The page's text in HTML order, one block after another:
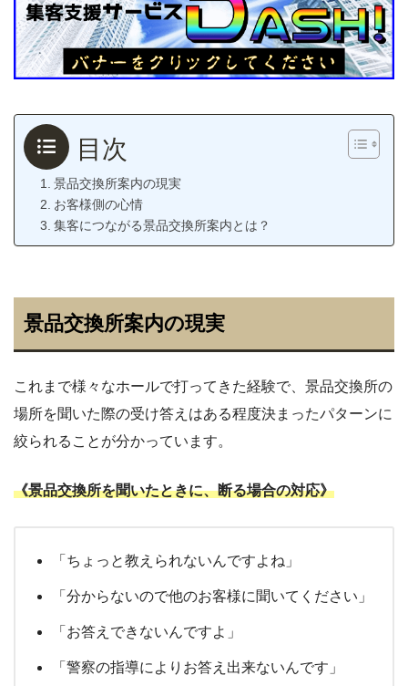
目次
景品交換所案内の現実
お客様側の心情
集客につながる景品交換所案内とは？
景品交換所案内の現実
これまで様々なホールで打ってきた経験で、景品交換所の
場所を聞いた際の受け答えはある程度決まったパターンに
絞られることが分かっています。
《景品交換所を聞いたときに、断る場合の対応》
「ちょっと教えられないんですよね」
「分からないので他のお客様に聞いてください」
「お答えできないんですよ」
「警察の指導によりお答え出来ないんです」